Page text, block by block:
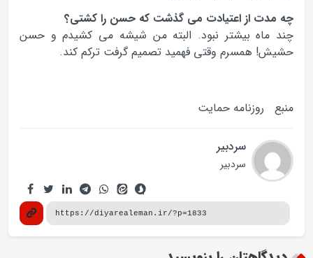
چه مدت از اعتیادت می گذشت که حسن را کشتی؟
چند ماه بیشتر نبود. البته من شیشه می کشیدم و حسن
حشیش! همسرم وقتی فهمید تصمیم گرفت ترکم کند.
منبع روزنامه حمایت
سردبیر
سردبیر